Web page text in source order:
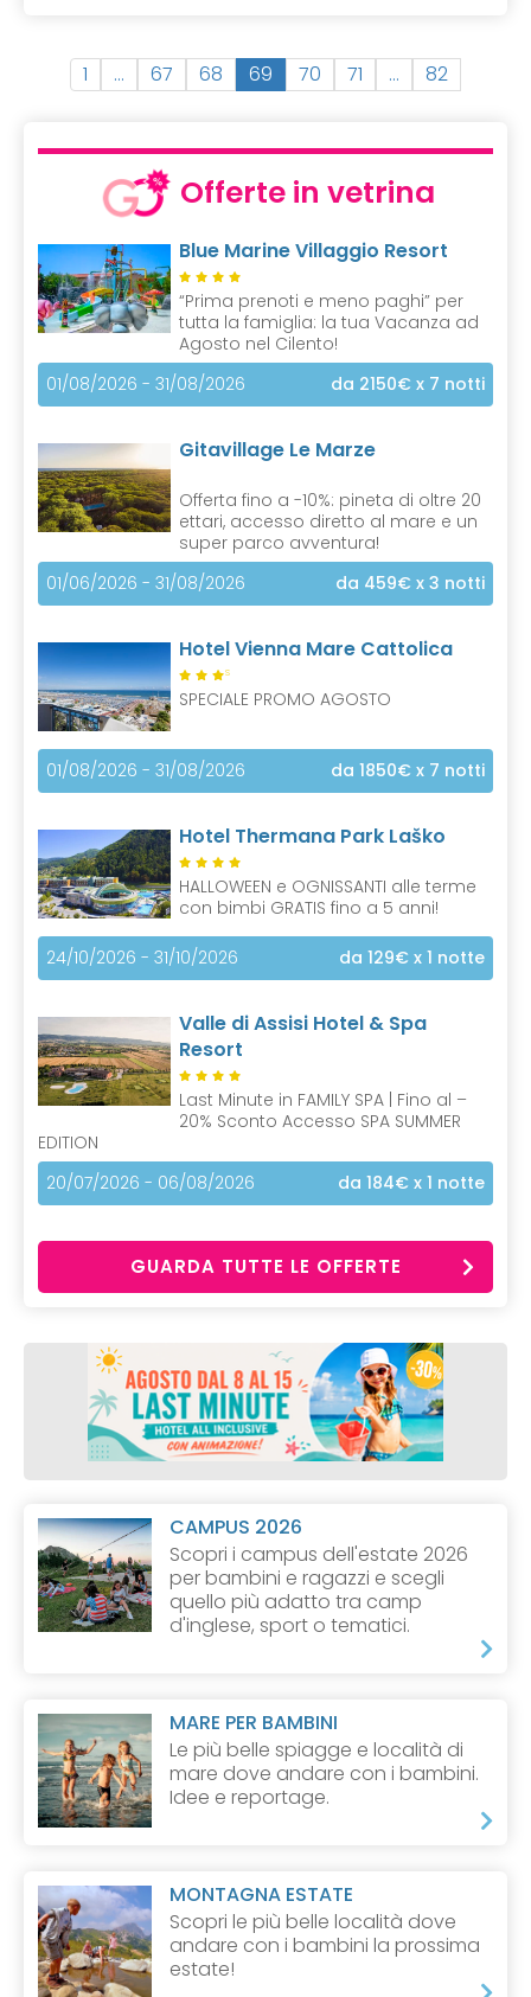
1 … 67 68 69
c
r
e
t
70 71 … 82
Offerte in vetrina
Blue Marine Villaggio Resort
“Prima prenoti e meno paghi” per
tutta la famiglia: la tua Vacanza ad
Agosto nel Cilento!
01/08/2026 - 31/08/2026
da 2150€ x 7 notti
Gitavillage Le Marze
Offerta fino a -10%: pineta di oltre 20
ettari, accesso diretto al mare e un
super parco avventura!
01/06/2026 - 31/08/2026
da 459€ x 3 notti
Hotel Vienna Mare Cattolica
S
SPECIALE PROMO AGOSTO
01/08/2026 - 31/08/2026 da 1850€ x 7 notti
Hotel Thermana Park Laško
HALLOWEEN e OGNISSANTI alle terme
con bimbi GRATIS fino a 5 anni!
24/10/2026 - 31/10/2026 da 129€ x 1 notte
Valle di Assisi Hotel & Spa
Resort
Last Minute in FAMILY SPA | Fino al –
20% Sconto Accesso SPA SUMMER
EDITION
20/07/2026 - 06/08/2026
da 184€ x 1 notte
GUARDA TUTTE LE OFFERTE
CAMPUS 2026
Scopri i campus dell'estate 2026
per bambini e ragazzi e scegli
quello più adatto tra camp
d'inglese, sport o tematici.
MARE PER BAMBINI
Le più belle spiagge e località di
mare dove andare con i bambini.
Idee e reportage.
MONTAGNA ESTATE
Scopri le più belle località dove
andare con i bambini la prossima
estate!